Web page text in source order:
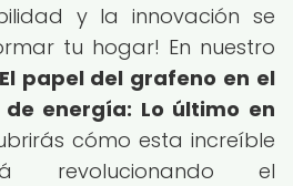
y la innovación se
tu hogar! En nuestro
El papel del grafeno en el
energía: Lo último en
cómo esta increíble
revolucionando el